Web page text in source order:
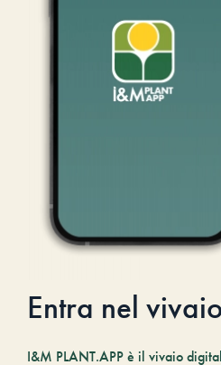
Entra nel
I&M PLANT.APP è il vivaio